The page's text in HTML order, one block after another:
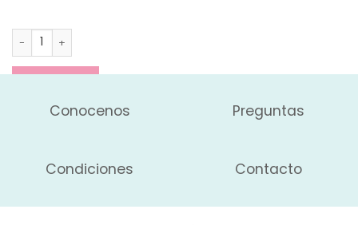
Alfombra Shaggy - Corazon cantidad
Conocenos Preguntas
Condiciones Contacto